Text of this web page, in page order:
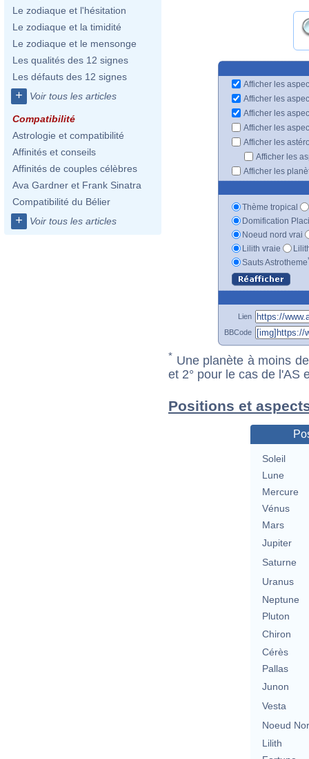
Le zodiaque et l'hésitation
Le zodiaque et la timidité
Le zodiaque et le mensonge
Les qualités des 12 signes
Les défauts des 12 signes
+ Voir tous les articles
Compatibilité
Astrologie et compatibilité
Affinités et conseils
Affinités de couples célèbres
Ava Gardner et Frank Sinatra
Compatibilité du Bélier
+ Voir tous les articles
Afficher les
Afficher les
Afficher les
Afficher les
Afficher les
Afficher les
Afficher les
Thème tropical
Domification
Noeud nord vrai
Lilith vraie
Sauts Astrotheme
Lien
BBCode
* Une planète à moins
et 2° pour le cas de l'AS
Positions et
Soleil
Lune
Mercure
Vénus
Mars
Jupiter
Saturne
Uranus
Neptune
Pluton
Chiron
Cérès
Pallas
Junon
Vesta
Noeud
Lilith